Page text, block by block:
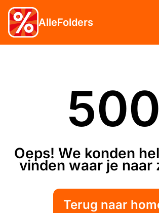
AlleFolders
500
Oeps! We konden
vinden waar je naar
Terug naar